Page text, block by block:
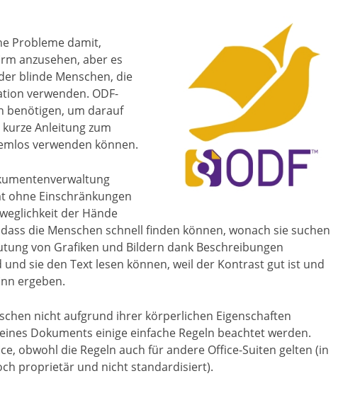
Probleme damit,
anzusehen, aber es
blinde Menschen, die
verwenden. ODF-
benötigen, um darauf
Anleitung zum
verwenden können.
ohne Einschränkungen
der Hände
die Menschen schnell finden können, wonach sie suchen
von Grafiken und Bildern dank Beschreibungen
sie den Text lesen können, weil der Kontrast gut ist und
ergeben.
nicht aufgrund ihrer körperlichen Eigenschaften
Dokuments einige einfache Regeln beachtet werden.
obwohl die Regeln auch für andere Office-Suiten gelten (in
proprietär und nicht standardisiert).